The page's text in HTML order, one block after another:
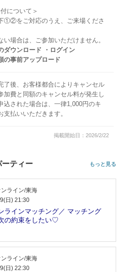
について＞
①②をご対応のうえ、ご来場くださ
場合は、ご参加いただけません。
ダウンロード ・ログイン
の事前アップロード
了後、お客様都合によりキャンセル
加費と同額のキャンセル料が発生し
込された場合は、一律1,000円のキ
支払いいただきます。
掲載開始日：2026/2/22
ーティー もっと見る
ンライン/東海
日) 21:30
ラインマッチング／ マッチング
の約束をしたい♡
ンライン/東海
日) 22:30